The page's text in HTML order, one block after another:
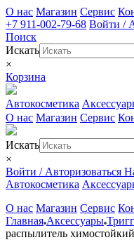
О нас Магазин Сервис
+7 911-002-79-68 Войти /
Поиск
Искать
×
Корзина
Автокосметика
О нас Магазин Сервис
Искать
×
Войти / Авторизоваться
Автокосметика
О нас Магазин Сервис
Главная Аксессуары
распылитель